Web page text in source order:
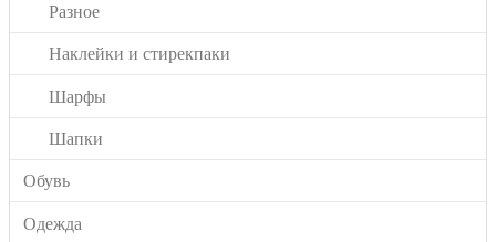
Разное
Наклейки и стирекпаки
Шарфы
Шапки
Обувь
Одежда